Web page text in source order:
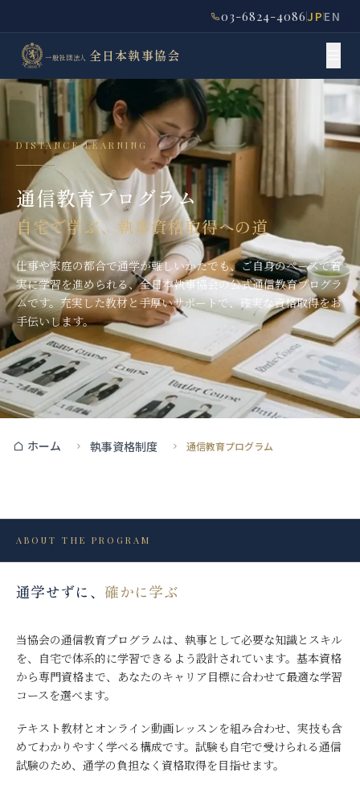
03-6824-4086JPEN
一般社団法人 全日本執事協会
DISTANCE LEARNING
通信教育プログラム
自宅で学ぶ、執事資格取得への道
仕事や家庭の都合で通学が難しいかたでも、ご自身のペースで着
実に学習を進められる、全日本執事協会の公式通信教育プログラ
ムです。充実した教材と手厚いサポートで、確実な資格取得をお
手伝いします。
ホーム 執事資格制度 通信教育プログラム
ABOUT THE PROGRAM
通学せずに、 確かに学ぶ
当協会の通信教育プログラムは、執事として必要な知識とスキル
を、自宅で体系的に学習できるよう設計されています。基本資格
から専門資格まで、あなたのキャリア目標に合わせて最適な学習
コースを選べます。
テキスト教材とオンライン動画レッスンを組み合わせ、実技も含
めてわかりやすく学べる構成です。試験も自宅で受けられる通信
試験のため、通学の負担なく資格取得を目指せます。